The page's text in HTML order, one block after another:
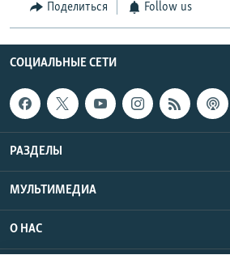
Поделиться Follow us
СОЦИАЛЬНЫЕ СЕТИ
РАЗДЕЛЫ
МУЛЬТИМЕДИА
О НАС